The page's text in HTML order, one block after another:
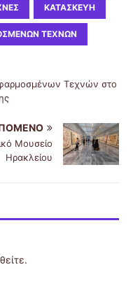
ΚΑΤΑΣΚΕΥΉ
ΤΕΧΝΏΝ
Τεχνών στο
Μουσείο
Ηρακλείου
.